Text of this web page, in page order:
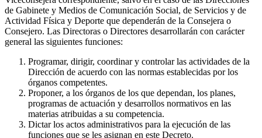
de Gabinete y Medios de Comunicación Social, de Servicios y de
Actividad Física y Deporte que dependerán de la Consejera o
Consejero. Las Directoras o Directores desarrollarán con carácter
general las siguientes funciones:
Programar, dirigir, coordinar y controlar las actividades de la
Dirección de acuerdo con las normas establecidas por los
órganos competentes.
Proponer, a los órganos de los que dependan, los planes,
programas de actuación y desarrollos normativos en las
materias atribuidas a su competencia.
Dictar los actos administrativos para la ejecución de las
funciones que se les asignan en este Decreto.